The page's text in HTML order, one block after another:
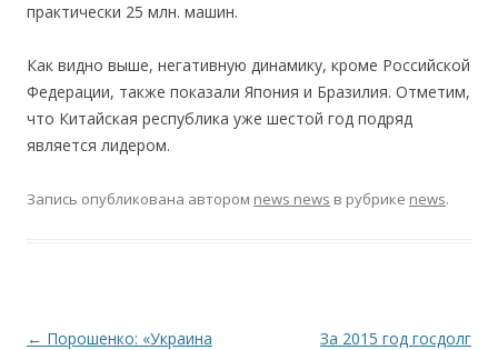
практически 25 млн. машин.
Как видно выше, негативную динамику, кроме Российской
Федерации, также показали Япония и Бразилия. Отметим,
что Китайская республика уже шестой год подряд
является лидером.
Запись опубликована автором news news в рубрике news.
Навигация по записям
← Порошенко: «Украина
За 2015 год госдолг